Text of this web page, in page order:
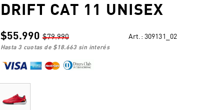
DRIFT CAT 11 UNISEX
$55.990 $79.990 Art.: 309131_02
hasta 3 cuotas de $18.663sin interés